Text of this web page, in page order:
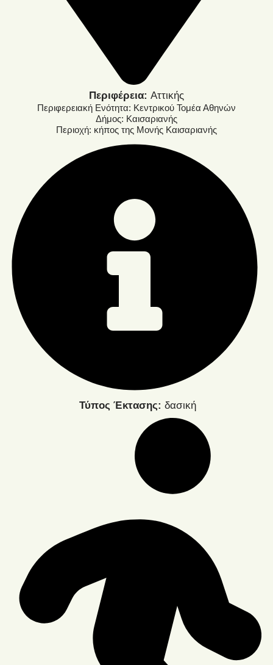
Περιφέρεια: Αττικής
Περιφερειακή Ενότητα: Κεντρικού Τομέα Αθηνών
Δήμος: Καισαριανής
Περιοχή: κήπος της Μονής Καισαριανής
Τύπος Έκτασης: δασική